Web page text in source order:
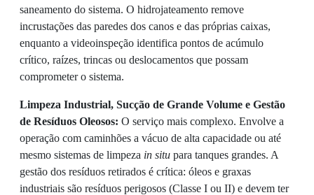
saneamento do sistema. O hidrojateamento remove
incrustações das paredes dos canos e das próprias caixas,
enquanto a videoinspeção identifica pontos de acúmulo
crítico, raízes, trincas ou deslocamentos que possam
comprometer o sistema.
Limpeza Industrial, Sucção de Grande Volume e Gestão
de Resíduos Oleosos: O serviço mais complexo. Envolve a
operação com caminhões a vácuo de alta capacidade ou até
mesmo sistemas de limpeza in situ para tanques grandes. A
gestão dos resíduos retirados é crítica: óleos e graxas
industriais são resíduos perigosos (Classe I ou II) e devem ter